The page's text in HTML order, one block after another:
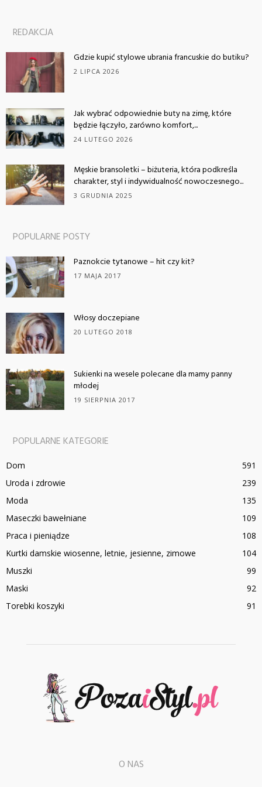
REDAKCJA
Gdzie kupić stylowe ubrania francuskie do butiku?
2 LIPCA 2026
Jak wybrać odpowiednie buty na zimę, które
będzie łączyło, zarówno komfort,...
24 LUTEGO 2026
Męskie bransoletki – biżuteria, która podkreśla
charakter, styl i indywidualność nowoczesnego...
3 GRUDNIA 2025
POPULARNE POSTY
Paznokcie tytanowe – hit czy kit?
17 MAJA 2017
Włosy doczepiane
20 LUTEGO 2018
Sukienki na wesele polecane dla mamy panny
młodej
19 SIERPNIA 2017
POPULARNE KATEGORIE
Dom
591
Uroda i zdrowie
239
Moda
135
Maseczki bawełniane
109
Praca i pieniądze
108
Kurtki damskie wiosenne, letnie, jesienne, zimowe
104
Muszki
99
Maski
92
Torebki koszyki
91
O NAS